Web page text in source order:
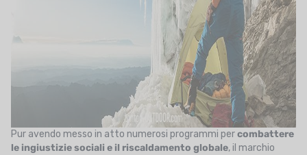
Pur avendo messo in atto numerosi programmi percombattere
le ingiustizie sociali e il riscaldamento globale, il marchio